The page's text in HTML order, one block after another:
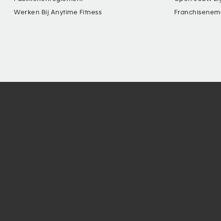
Werken Bij Anytime Fitness